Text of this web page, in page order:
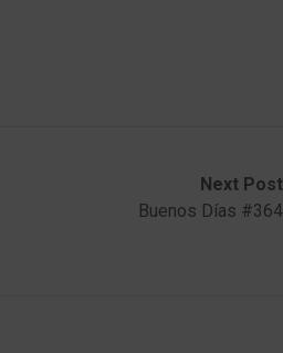
Next Post
Buenos Días #364